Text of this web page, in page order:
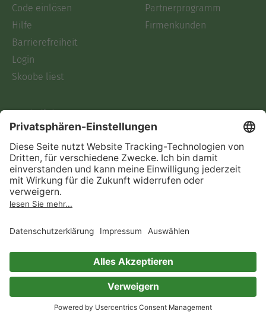
Code einlösen
Hilfe
Barrierefreiheit
Login
Skoobe liest
Partnerprogramm
Firmenkunden
Rechtliches
Datenschutz
AGB
Informationen nach Data
Act
Verträge hier kündigen
Vertrag widerrufen
Immer ein gutes Buch